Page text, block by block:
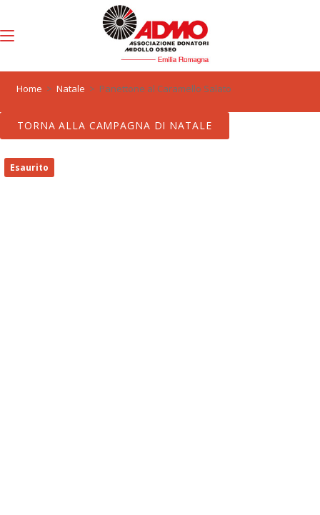
Home > Natale > Panettone al Caramello Salato
TORNA ALLA CAMPAGNA DI NATALE
Esaurito